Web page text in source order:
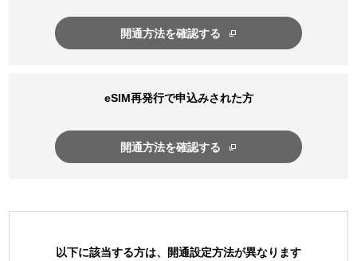
開通方法を確認する
eSIM再発行で申込みされた方
開通方法を確認する
以下に該当する方は、開通設定方法が異なります